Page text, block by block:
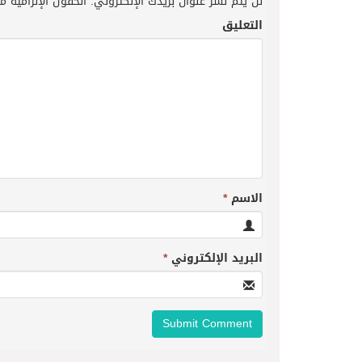
التعليق
الاسم*
البريد الإلكتروني*